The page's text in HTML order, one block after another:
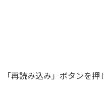
再読み込み」ボタンを押